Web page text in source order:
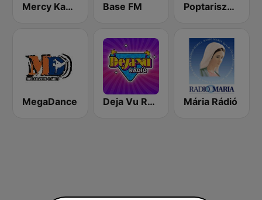
Mercy Kabaré Base FM Poptarisznya
MegaDance Deja Vu Rádió Mária Rádió